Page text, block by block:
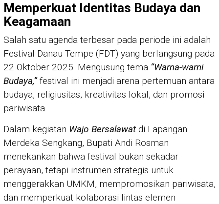
Memperkuat Identitas Budaya dan
Keagamaan
Salah satu agenda terbesar pada periode ini adalah
Festival Danau Tempe (FDT) yang berlangsung pada
22 Oktober 2025. Mengusung tema “Warna-warni
Budaya,”festival ini menjadi arena pertemuan antara
budaya, religiusitas, kreativitas lokal, dan promosi
pariwisata.
Dalam kegiatan Wajo Bersalawat di Lapangan
Merdeka Sengkang, Bupati Andi Rosman
menekankan bahwa festival bukan sekadar
perayaan, tetapi instrumen strategis untuk
menggerakkan UMKM, mempromosikan pariwisata,
dan memperkuat kolaborasi lintas elemen